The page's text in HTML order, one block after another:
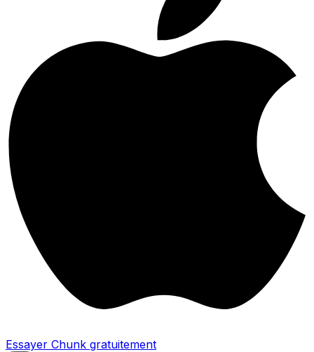
Essayer Chunk gratuitement